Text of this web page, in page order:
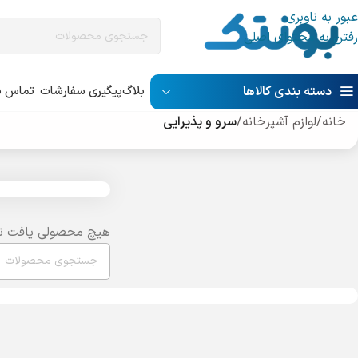
عبور به ناوبری
رفتن به محتوای اصلی
دسته بندی کالاها بلاگپیگیری سفارشات تماس
خانه/لوازم آشپرخانه/سرو و پذیرایی
هیچ محصولی یافت